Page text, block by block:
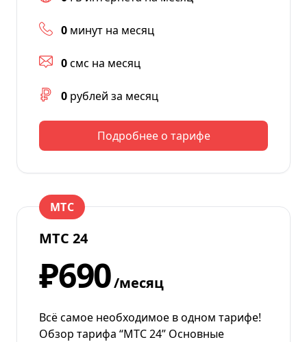
0 минут на месяц
0смс на месяц
0 рублей за месяц
Подробнее о тарифе
МТС
МТС 24
₽690/месяц
Всё самое необходимое в одном тарифе!
Обзор тарифа “МТС 24” Основные